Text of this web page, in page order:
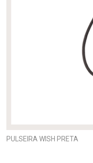
PULSEIRA WISH PRETA